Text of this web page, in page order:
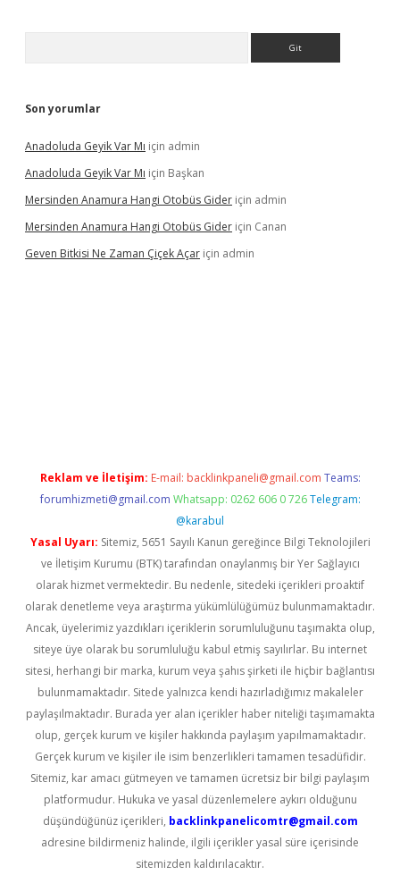
Son yorumlar
Anadoluda Geyik Var Mı için admin
Anadoluda Geyik Var Mı için Başkan
Mersinden Anamura Hangi Otobüs Gider için admin
Mersinden Anamura Hangi Otobüs Gider için Canan
Geven Bitkisi Ne Zaman Çiçek Açar için admin
Reklam ve İletişim: E-mail: backlinkpaneli@gmail.com Teams:
forumhizmeti@gmail.com Whatsapp: 0262 606 0 726 Telegram:
@karabul
Yasal Uyarı: Sitemiz, 5651 Sayılı Kanun gereğince Bilgi Teknolojileri
ve İletişim Kurumu (BTK) tarafından onaylanmış bir Yer Sağlayıcı
olarak hizmet vermektedir. Bu nedenle, sitedeki içerikleri proaktif
olarak denetleme veya araştırma yükümlülüğümüz bulunmamaktadır.
Ancak, üyelerimiz yazdıkları içeriklerin sorumluluğunu taşımakta olup,
siteye üye olarak bu sorumluluğu kabul etmiş sayılırlar. Bu internet
sitesi, herhangi bir marka, kurum veya şahıs şirketi ile hiçbir bağlantısı
bulunmamaktadır. Sitede yalnızca kendi hazırladığımız makaleler
paylaşılmaktadır. Burada yer alan içerikler haber niteliği taşımamakta
olup, gerçek kurum ve kişiler hakkında paylaşım yapılmamaktadır.
Gerçek kurum ve kişiler ile isim benzerlikleri tamamen tesadüfidir.
Sitemiz, kar amacı gütmeyen ve tamamen ücretsiz bir bilgi paylaşım
platformudur. Hukuka ve yasal düzenlemelere aykırı olduğunu
düşündüğünüz içerikleri, backlinkpanelicomtr@gmail.com
adresine bildirmeniz halinde, ilgili içerikler yasal süre içerisinde
sitemizden kaldırılacaktır.